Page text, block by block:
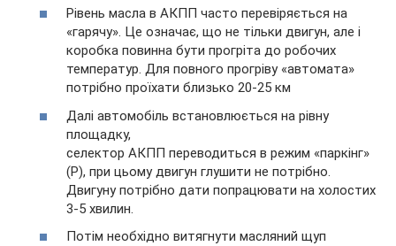
Рівень масла в АКПП часто перевіряється на
«гарячу». Це означає, що не тільки двигун, але і
коробка повинна бути прогріта до робочих
температур. Для повного прогріву «автомата»
потрібно проїхати близько 20-25 км
Далі автомобіль встановлюється на рівну
площадку,
селектор АКПП переводиться в режим «паркінг»
(P), при цьому двигун глушити не потрібно.
Двигуну потрібно дати попрацювати на холостих
3-5 хвилин.
Потім необхідно витягнути масляний щуп